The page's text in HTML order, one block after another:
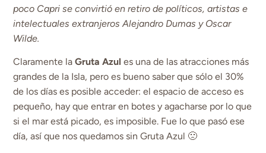
poco Capri se convirtió en retiro de políticos, artistas e
intelectuales extranjeros Alejandro Dumas y Oscar
Wilde.
Claramente laGruta Azul es una de las atracciones más
grandes de la Isla, pero es bueno saber que sólo el 30%
de los días es posible acceder: el espacio de acceso es
pequeño, hay que entrar en botes y agacharse por lo que
si el mar está picado, es imposible. Fue lo que pasó ese
día, así que nos quedamos sin Gruta Azul 🙁